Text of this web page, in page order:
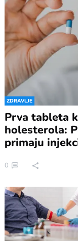
ZDRAVLJE
Prva tableta
holesterola:
primaju
0